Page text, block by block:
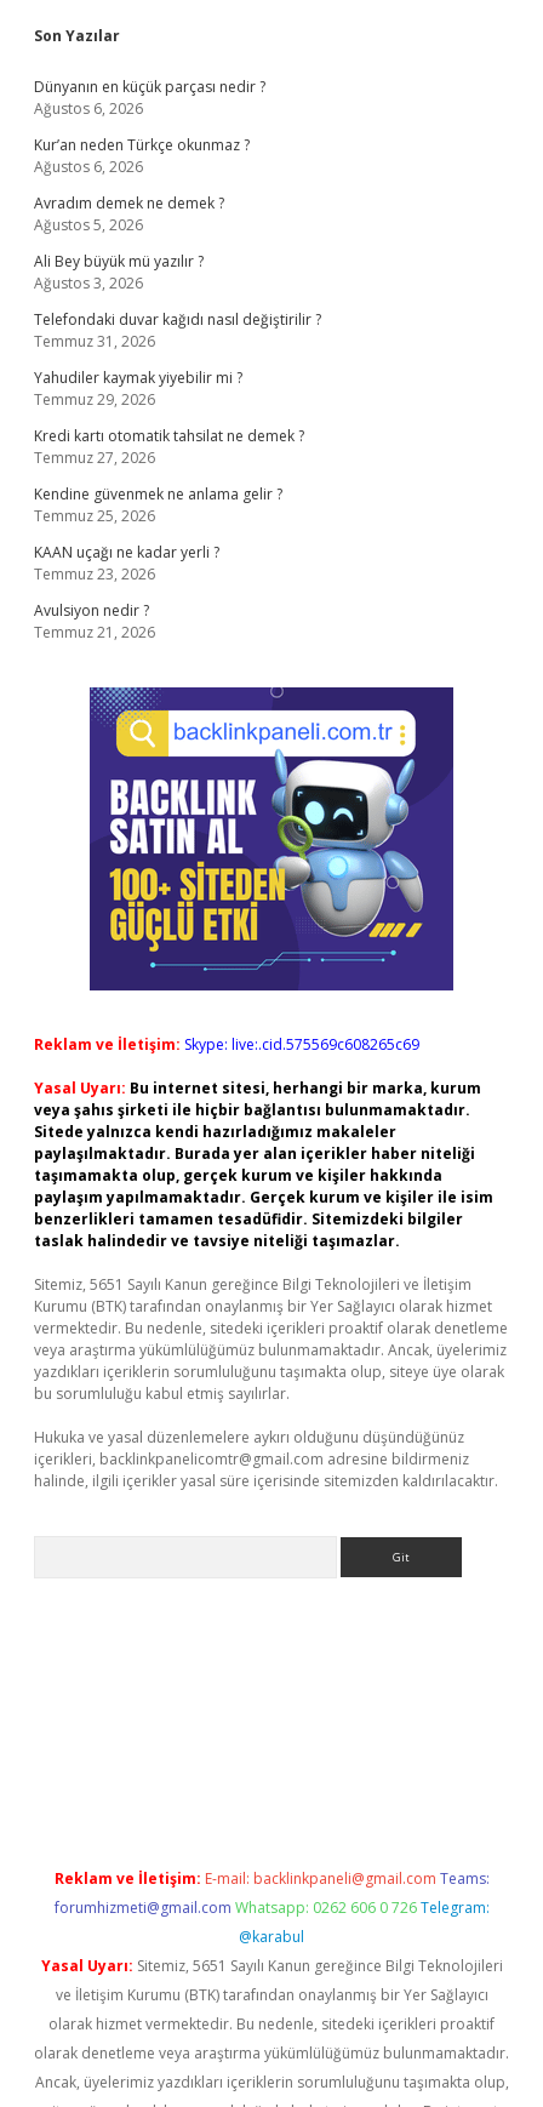
Sidebar
Son Yazılar
Dünyanın en küçük parçası nedir ?
Ağustos 6, 2026
Kur’an neden Türkçe okunmaz ?
Ağustos 6, 2026
Avradım demek ne demek ?
Ağustos 5, 2026
Ali Bey büyük mü yazılır ?
Ağustos 3, 2026
Telefondaki duvar kağıdı nasıl değiştirilir ?
Temmuz 31, 2026
Yahudiler kaymak yiyebilir mi ?
Temmuz 29, 2026
Kredi kartı otomatik tahsilat ne demek ?
Temmuz 27, 2026
Kendine güvenmek ne anlama gelir ?
Temmuz 25, 2026
KAAN uçağı ne kadar yerli ?
Temmuz 23, 2026
Avulsiyon nedir ?
Temmuz 21, 2026
Reklam ve İletişim: Skype: live:.cid.575569c608265c69
Yasal Uyarı: Bu internet sitesi, herhangi bir marka, kurum
veya şahıs şirketi ile hiçbir bağlantısı bulunmamaktadır.
Sitede yalnızca kendi hazırladığımız makaleler
paylaşılmaktadır. Burada yer alan içerikler haber niteliği
taşımamakta olup, gerçek kurum ve kişiler hakkında
paylaşım yapılmamaktadır. Gerçek kurum ve kişiler ile isim
benzerlikleri tamamen tesadüfidir. Sitemizdeki bilgiler
taslak halindedir ve tavsiye niteliği taşımazlar.
Sitemiz, 5651 Sayılı Kanun gereğince Bilgi Teknolojileri ve İletişim
Kurumu (BTK) tarafından onaylanmış bir Yer Sağlayıcı olarak hizmet
vermektedir. Bu nedenle, sitedeki içerikleri proaktif olarak denetleme
veya araştırma yükümlülüğümüz bulunmamaktadır. Ancak, üyelerimiz
yazdıkları içeriklerin sorumluluğunu taşımakta olup, siteye üye olarak
bu sorumluluğu kabul etmiş sayılırlar.
Hukuka ve yasal düzenlemelere aykırı olduğunu düşündüğünüz
içerikleri, backlinkpanelicomtr@gmail.com adresine bildirmeniz
halinde, ilgili içerikler yasal süre içerisinde sitemizden kaldırılacaktır.
Reklam ve İletişim: E-mail: backlinkpaneli@gmail.com Teams:
forumhizmeti@gmail.com Whatsapp: 0262 606 0 726 Telegram:
@karabul
Yasal Uyarı: Sitemiz, 5651 Sayılı Kanun gereğince Bilgi Teknolojileri
ve İletişim Kurumu (BTK) tarafından onaylanmış bir Yer Sağlayıcı
olarak hizmet vermektedir. Bu nedenle, sitedeki içerikleri proaktif
olarak denetleme veya araştırma yükümlülüğümüz bulunmamaktadır.
Ancak, üyelerimiz yazdıkları içeriklerin sorumluluğunu taşımakta olup,